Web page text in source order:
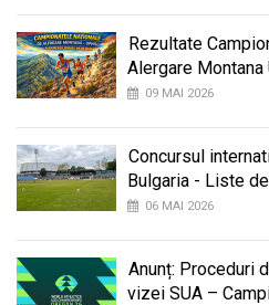
Rezultate
Alergare Montana
09 MAI 2026
Concursul
Bulgaria - Liste
06 MAI 2026
Anunț: Proceduri
vizei SUA –